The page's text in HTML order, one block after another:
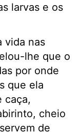
larvas e os
vida nas
lhe que o
por onde
que ela
caça,
cheio
de